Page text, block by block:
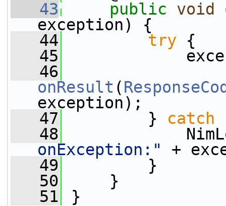
   43
public void
exception) {
   44
try {
   45
   46
onResult (
exception);
   47
} catch
   48
onException:"
+
   49
}
   50
}
   51
}